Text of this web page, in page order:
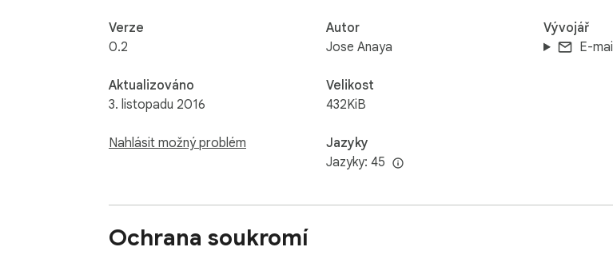
Verze
0.2
Aktualizováno
3. listopadu 2016
Nahlásit možný problém
Autor
Jose Anaya
Velikost
432KiB
Jazyky
Jazyky: 45
Vývojář
E-mail
Ochrana soukromí